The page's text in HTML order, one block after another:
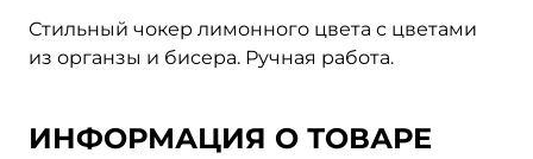
Стильный чокер лимонного цвета с цветами
из органзы и бисера. Ручная работа.
ИНФОРМАЦИЯ О ТОВАРЕ